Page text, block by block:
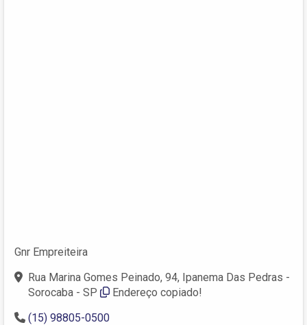
Gnr Empreiteira
Rua Marina Gomes Peinado, 94, Ipanema Das Pedras -
Sorocaba - SP
Endereço copiado!
(15) 98805-0500